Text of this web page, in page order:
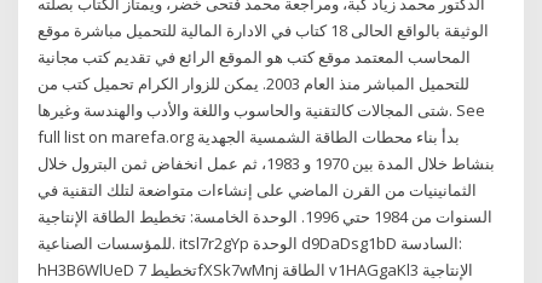
الوثيقة بالواقع الحالى 18 كتاب في الادارة المالية للتحميل مباشرة موقع
المحاسب المعتمد موقع كتب هو الموقع الرائع في تقديم كتب مجانية
للتحميل المباشر منذ العام 2003. يمكن للزوار الكرام تحميل كتب من
شتى المجالات كالتقنية والحاسوب واللغة والأدب والهندسة وغيرها. See
full list on marefa.org بدأ بناء محطات الطاقة الشمسية الجهدية
بنشاط خلال المدة بين 1970 و 1983، ثم عمل انخفاض ثمن البترول خلال
الثمانينيات من القرن الماضي على إنشاءات متواضعة لتلك التقنية في
السنوات من 1984 حتي 1996. الوحدة الخامسة: تخطيط الطاقة الإنتاجية
للمؤسسات الصناعية. itsl7r2gYp الوحدة d9DaDsg1bD السادسة:
hH3B6WlUeD تخطيط 7fXSk7wMnj الطاقة v1HAGgaKl3 الإنتاجية